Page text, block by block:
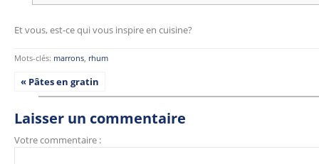
Et vous, est-ce qui vous inspire en cuisine?
Mots-clés: marrons, rhum
« Pâtes en gratin
Laisser un commentaire
Votre commentaire :